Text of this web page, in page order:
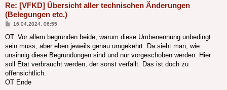
Re: [VFKD] Übersicht aller technischen Änderungen
(Belegungen etc.)
Beitrag
16.04.2024, 06:55
OT: Vor allem begründen beide, warum diese Umbenennung unbedingt
sein muss, aber eben jeweils genau umgekehrt. Da sieht man, wie
unsinnig diese Begründungen sind und nur vorgeschoben werden. Hier
soll Etat verbraucht werden, der sonst verfällt. Das ist doch zu
offensichtlich.
OT Ende